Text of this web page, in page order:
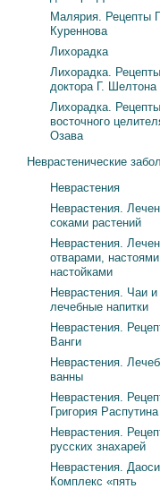
Малярия. Рецепты
Куреннова
Лихорадка
Лихорадка. Рецепты
доктора Г. Шелтона
Лихорадка. Рецепты
восточного
Озава
Неврастенические
Неврастения
Неврастения.
соками растений
Неврастения.
отварами,
настойками
Неврастения. Чаи и
лечебные напитки
Неврастения.
Ванги
Неврастения.
ванны
Неврастения.
Григория Распутина
Неврастения.
русских знахарей
Неврастения.
Комплекс «пять